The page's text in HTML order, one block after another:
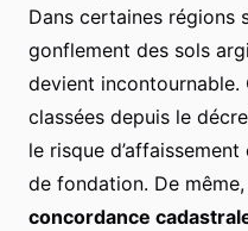
Dans certaines régions
gonflement des sols
devient incontournable.
classées depuis le
le risque
de fondation. De même,
concordance